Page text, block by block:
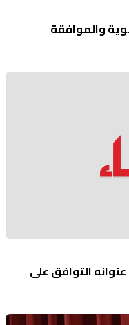
والموافقة
التوافق على